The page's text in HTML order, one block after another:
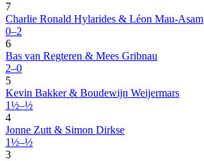
7
Charlie Ronald Hylarides & Léon Mau-Asam
0–2
6
Bas van Regteren & Mees Gribnau
2–0
5
Kevin Bakker & Boudewijn Weijermars
1½–½
4
Jonne Zutt & Simon Dirkse
1½–½
3